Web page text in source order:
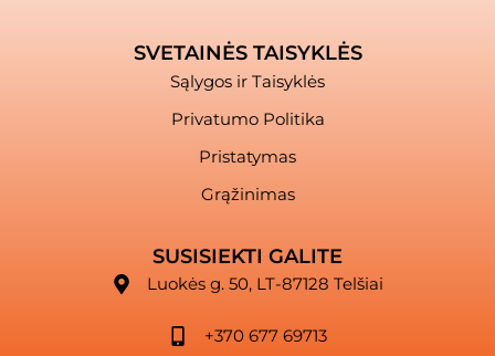
SVETAINĖS TAISYKLĖS
Sąlygos ir Taisyklės
Privatumo Politika
Pristatymas
Grąžinimas
SUSISIEKTI GALITE
Luokės g. 50, LT-87128 Telšiai
+370 677 69713